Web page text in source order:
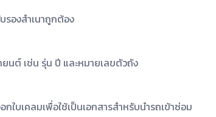
องสำเนาถูกต้อง
ยนต์ เช่น รุ่น ปี และหมายเลขตัวถัง
บเคลมเพื่อใช้เป็นเอกสารสำหรับนำรถเข้าซ่อม